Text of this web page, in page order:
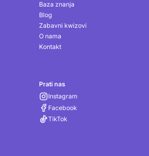
Baza znanja
Blog
Zabavni kwizovi
O nama
Kontakt
Prati nas
Instagram
Facebook
TikTok